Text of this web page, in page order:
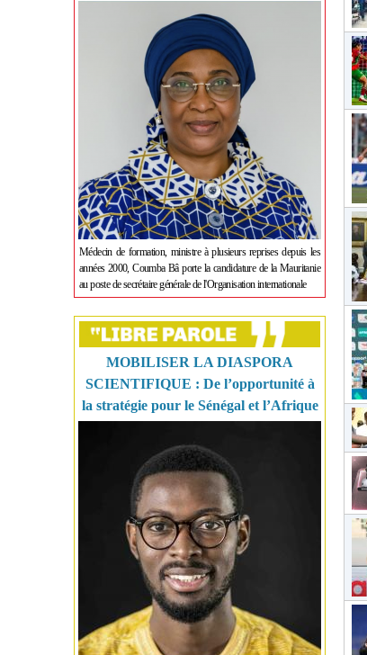
Médecin de formation, ministre à plusieurs reprises depuis les
années 2000, Coumba Bâ porte la candidature de la Mauritanie
au poste de secrétaire générale de l'Organisation internationale
MOBILISER LA DIASPORA
SCIENTIFIQUE : De l’opportunité à
la stratégie pour le Sénégal et l’Afrique